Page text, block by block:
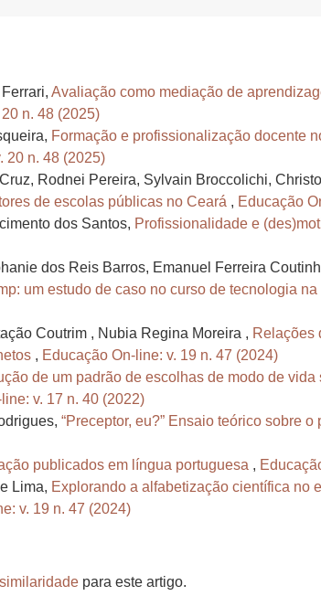
Avaliação como mediação de
n. 48 (2025)
Formação e profissionalização docente
20 n. 48 (2025)
Rodnei Pereira, Sylvain Broccolichi,
de escolas públicas no Ceará , Educação
dos Santos, Profissionalidade e
dos Reis Barros, Emanuel Ferreira
um estudo de caso no curso de tecnologia
Coutrim , Nubia Regina Moreira , Relações
, Educação On-line: v. 19 n. 47 (2024)
de um padrão de escolhas de modo de
v. 17 n. 40 (2022)
“Preceptor, eu?” Ensaio teórico sobre
publicados em língua portuguesa ,
Lima, Explorando a alfabetização científica no
v. 19 n. 47 (2024)
para este artigo.